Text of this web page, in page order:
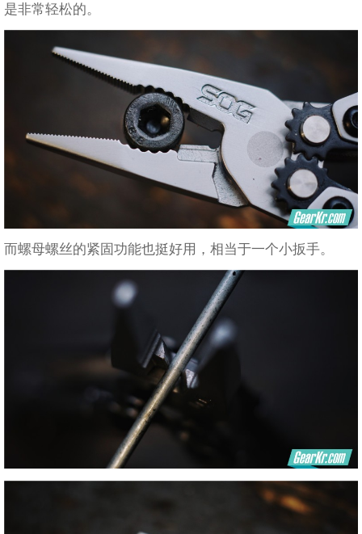
是非常轻松的。
而螺母螺丝的紧固功能也挺好用，相当于一个小扳手。